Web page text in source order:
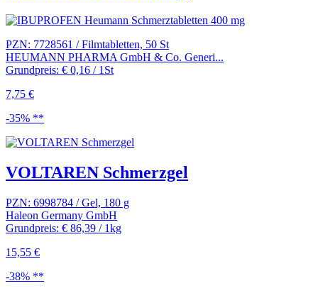
PZN: 7728561 / Filmtabletten, 50 St
HEUMANN PHARMA GmbH & Co. Generi...
Grundpreis: € 0,16 / 1St
7,75 €
-35% **
VOLTAREN Schmerzgel
PZN: 6998784 / Gel, 180 g
Haleon Germany GmbH
Grundpreis: € 86,39 / 1kg
15,55 €
-38% **